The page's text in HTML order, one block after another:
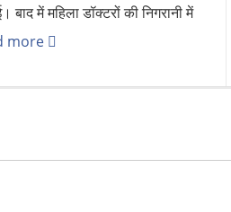
बाद में महिला डॉक्टरों की निगरानी में
more